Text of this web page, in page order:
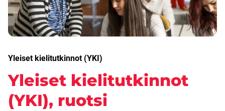
Yleiset kielitutkinnot (YKI)
Yleiset kielitutkinnot
(YKI), ruotsi